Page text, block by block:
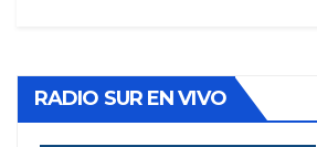
RADIO SUR EN VIVO